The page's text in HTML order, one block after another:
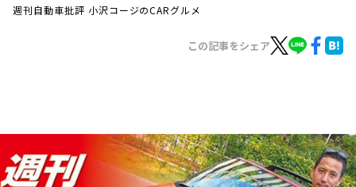
イベント・グッズ
YouTube
週刊自動車批評 小沢コージのCARグルメ
この記事をシェア